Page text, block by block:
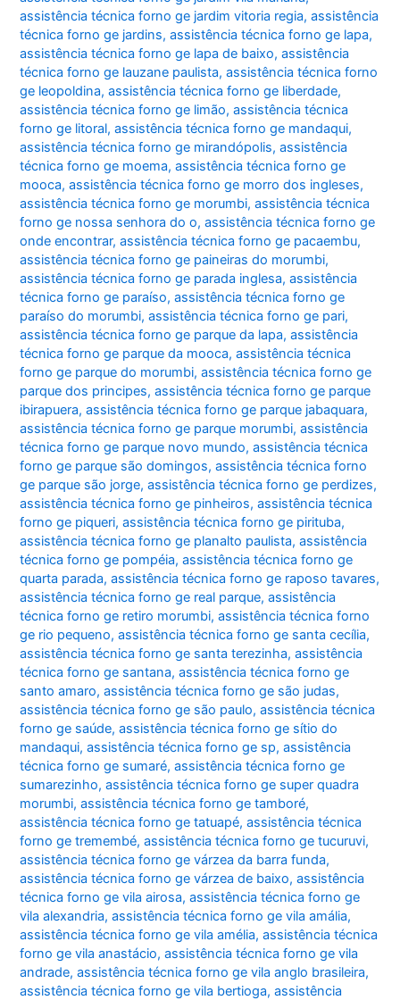
assistência técnica forno ge jardim vitoria regia,assistência
técnica forno ge jardins,assistência técnica forno ge lapa,
assistência técnica forno ge lapa de baixo,assistência
técnica forno ge lauzane paulista,assistência técnica forno
ge leopoldina,assistência técnica forno ge liberdade,
assistência técnica forno ge limão,assistência técnica
forno ge litoral,assistência técnica forno ge mandaqui,
assistência técnica forno ge mirandópolis,assistência
técnica forno ge moema,assistência técnica forno ge
mooca,assistência técnica forno ge morro dos ingleses,
assistência técnica forno ge morumbi,assistência técnica
forno ge nossa senhora do o,assistência técnica forno ge
onde encontrar,assistência técnica forno ge pacaembu,
assistência técnica forno ge paineiras do morumbi,
assistência técnica forno ge parada inglesa,assistência
técnica forno ge paraíso,assistência técnica forno ge
paraíso do morumbi,assistência técnica forno ge pari,
assistência técnica forno ge parque da lapa,assistência
técnica forno ge parque da mooca,assistência técnica
forno ge parque do morumbi,assistência técnica forno ge
parque dos principes,assistência técnica forno ge parque
ibirapuera,assistência técnica forno ge parque jabaquara,
assistência técnica forno ge parque morumbi,assistência
técnica forno ge parque novo mundo,assistência técnica
forno ge parque são domingos,assistência técnica forno
ge parque são jorge,assistência técnica forno ge perdizes,
assistência técnica forno ge pinheiros,assistência técnica
forno ge piqueri,assistência técnica forno ge pirituba,
assistência técnica forno ge planalto paulista,assistência
técnica forno ge pompéia,assistência técnica forno ge
quarta parada,assistência técnica forno ge raposo tavares,
assistência técnica forno ge real parque,assistência
técnica forno ge retiro morumbi,assistência técnica forno
ge rio pequeno,assistência técnica forno ge santa cecília,
assistência técnica forno ge santa terezinha,assistência
técnica forno ge santana,assistência técnica forno ge
santo amaro,assistência técnica forno ge são judas,
assistência técnica forno ge são paulo,assistência técnica
forno ge saúde,assistência técnica forno ge sítio do
mandaqui,assistência técnica forno ge sp,assistência
técnica forno ge sumaré,assistência técnica forno ge
sumarezinho,assistência técnica forno ge super quadra
morumbi,assistência técnica forno ge tamboré,
assistência técnica forno ge tatuapé,assistência técnica
forno ge tremembé,assistência técnica forno ge tucuruvi,
assistência técnica forno ge várzea da barra funda,
assistência técnica forno ge várzea de baixo,assistência
técnica forno ge vila airosa,assistência técnica forno ge
vila alexandria,assistência técnica forno ge vila amália,
assistência técnica forno ge vila amélia,assistência técnica
forno ge vila anastácio,assistência técnica forno ge vila
andrade,assistência técnica forno ge vila anglo brasileira,
assistência técnica forno ge vila bertioga,assistência